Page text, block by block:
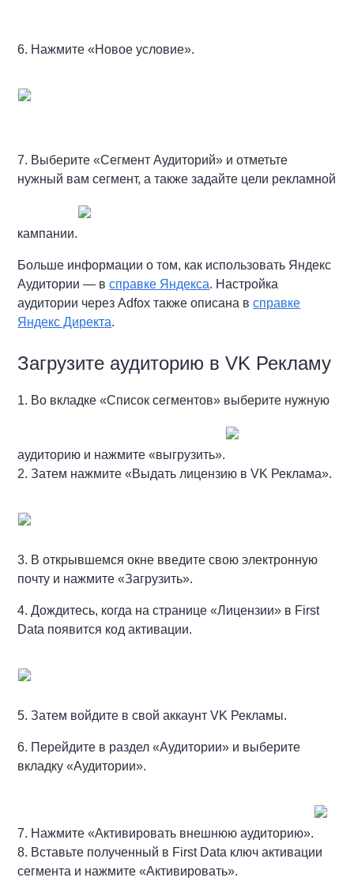
6. Нажмите «Новое условие».
7. Выберите «Сегмент Аудиторий» и отметьте
нужный вам сегмент, а также задайте цели рекламной
кампании.
Больше информации о том, как использовать Яндекс
Аудитории — всправке Яндекса. Настройка
аудитории через Adfox также описана всправке
Яндекс Директа.
Загрузите аудиторию в VK Рекламу
1. Во вкладке «Список сегментов» выберите нужную
аудиторию и нажмите «выгрузить».
2. Затем нажмите «Выдать лицензию в VK Реклама».
3. В открывшемся окне введите свою электронную
почту и нажмите «Загрузить».
4. Дождитесь, когда на странице «Лицензии» в First
Data появится код активации.
5. Затем войдите в свой аккаунт VK Рекламы.
6. Перейдите в раздел «Аудитории» и выберите
вкладку «Аудитории».
7. Нажмите «Активировать внешнюю аудиторию».
8. Вставьте полученный в First Data ключ активации
сегмента и нажмите «Активировать».